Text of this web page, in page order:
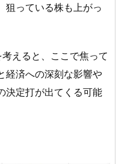
狙っている株も上がっ
えると、ここで焦って
経済への深刻な影響や
決定打が出てくる可能